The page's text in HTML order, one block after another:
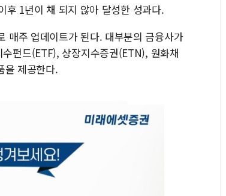
동해시, 11~14일 '별똥별 멍'
강원 중·남부 동해안 시간
청양 밭에서 일하던 90대 숨
폭염에 車 운전면허 기능시
후 1년이 채 되지 않아 달성한 성과다.
매주 업데이트가 된다. 대부분의 금융사가
펀드(ETF), 상장지수증권(ETN), 원화채
을 제공한다.